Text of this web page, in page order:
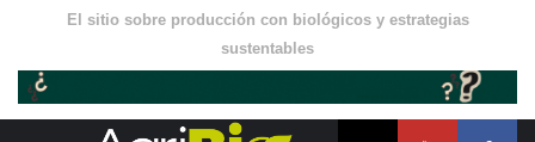
El sitio sobre producción con biológicos y estrategias
sustentables